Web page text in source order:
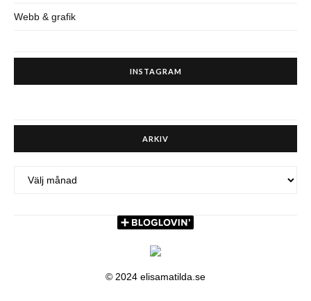
Webb & grafik
INSTAGRAM
ARKIV
© 2024 elisamatilda.se